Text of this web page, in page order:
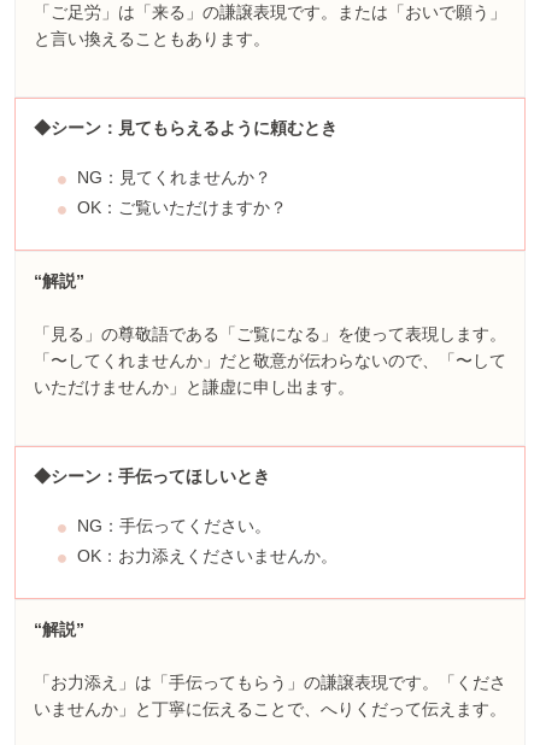
「ご足労」は「来る」の謙譲表現です。または「おいで願う」
と言い換えることもあります。
◆シーン：見てもらえるように頼むとき
NG：見てくれませんか？
OK：ご覧いただけますか？
“解説”
「見る」の尊敬語である「ご覧になる」を使って表現します。
「〜してくれませんか」だと敬意が伝わらないので、「〜して
いただけませんか」と謙虚に申し出ます。
◆シーン：手伝ってほしいとき
NG：手伝ってください。
OK：お力添えくださいませんか。
“解説”
「お力添え」は「手伝ってもらう」の謙譲表現です。「くださ
いませんか」と丁寧に伝えることで、へりくだって伝えます。